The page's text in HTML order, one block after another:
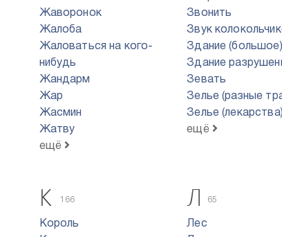
Жаворонок
Жалоба
Жаловаться на кого-
нибудь
Жандарм
Жар
Жасмин
Жатву
ещё
Звонить
Звук
Здание (большое)
Здание
Зевать
Зелье (разные
Зелье (лекарства)
ещё
К 166
Король
Л 65
Лес